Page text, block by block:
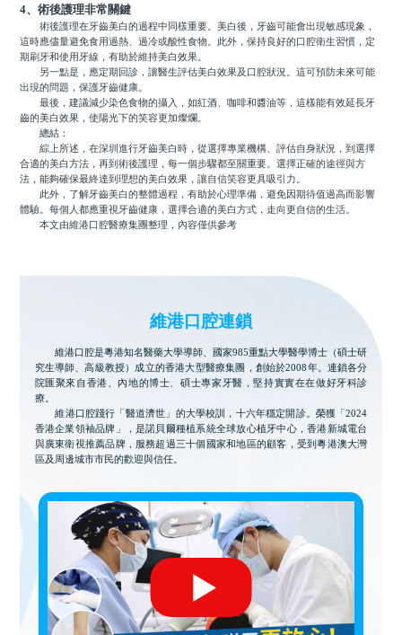
4、術後護理非常關鍵
術後護理在牙齒美白的過程中同樣重要。美白後，牙齒可能會出現敏感現象，
這時應儘量避免食用過熱、過冷或酸性食物。此外，保持良好的口腔衛生習慣，定
期刷牙和使用牙線，有助於維持美白效果。
另一點是，應定期回診，讓醫生評估美白效果及口腔狀況。這可預防未來可能
出現的問題，保護牙齒健康。
最後，建議減少染色食物的攝入，如紅酒、咖啡和醬油等，這樣能有效延長牙
齒的美白效果，使陽光下的笑容更加燦爛。
總結：
綜上所述，在深圳進行牙齒美白時，從選擇專業機構、評估自身狀況，到選擇
合適的美白方法，再到術後護理，每一個步驟都至關重要。選擇正確的途徑與方
法，能夠確保最終達到理想的美白效果，讓自信笑容更具吸引力。
此外，了解牙齒美白的整體過程，有助於心理準備，避免因期待值過高而影響
體驗。每個人都應重視牙齒健康，選擇合適的美白方式，走向更自信的生活。
本文由維港口腔醫療集團整理，內容僅供參考
維港口腔連鎖
維港口腔是粵港知名醫藥大學導師、國家985重點大學醫學博士（碩士研
究生導師、高級教授）成立的香港大型醫療集團，創始於2008年。連鎖各分
院匯聚來自香港、內地的博士、碩士專家牙醫，堅持實實在在做好牙科診
療。
維港口腔踐行「醫道濟世」的大學校訓，十六年穩定開診。榮獲「2024
香港企業領袖品牌」，是諾貝爾種植系統全球放心植牙中心，香港新城電台
與廣東衛視推薦品牌，服務超過三十個國家和地區的顧客，受到粵港澳大灣
區及周邊城市市民的歡迎與信任。